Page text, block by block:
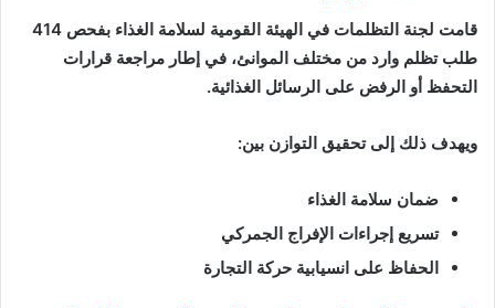
قامت لجنة التظلمات في الهيئة القومية لسلامة الغذاء بفحص 414
طلب تظلم وارد من مختلف الموانئ، في إطار مراجعة قرارات
التحفظ أو الرفض على الرسائل الغذائية.
ويهدف ذلك إلى تحقيق التوازن بين:
ضمان سلامة الغذاء
تسريع إجراءات الإفراج الجمركي
الحفاظ على انسيابية حركة التجارة